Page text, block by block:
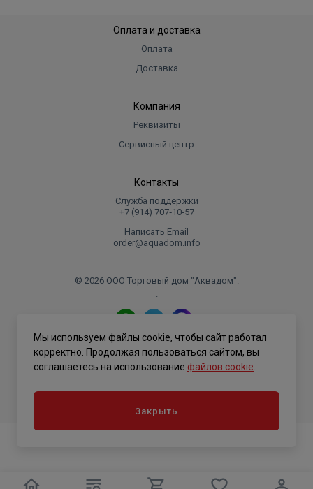
Оплата и доставка
Оплата
Доставка
Компания
Реквизиты
Сервисный центр
Контакты
Служба поддержки
+7 (914) 707‑10‑57
Написать Email
order@aquadom.info
© 2026 ООО Торговый дом "Аквадом".
.
Политика конфиденциальности
Мы используем файлы cookie, чтобы сайт работал
корректно. Продолжая пользоваться сайтом, вы
соглашаетесь на использование файлов cookie
Закрыть